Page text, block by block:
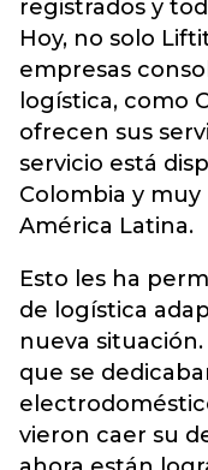
registrados y
Hoy, no solo
empresas
logística, como
ofrecen sus
servicio está
Colombia y
América Latina.
Esto les ha
de logística
nueva
que se
vieron caer su